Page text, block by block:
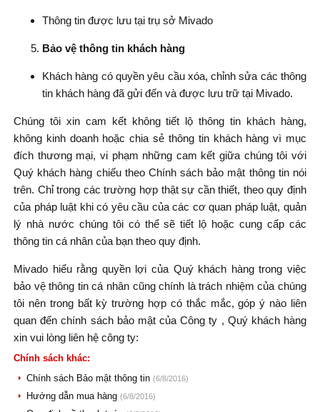
Thông tin được lưu tại trụ sở Mivado
Bảo vệ thông tin khách hàng
Khách hàng có quyền yêu cầu xóa, chỉnh sửa các thông
tin khách hàng đã gửi đến và được lưu trữ tại Mivado.
Chúng tôi xin cam kết không tiết lộ thông tin khách hàng,
không kinh doanh hoặc chia sẻ thông tin khách hàng vì mục
đích thương mại, vi phạm những cam kết giữa chúng tôi với
Qu‎ý khách hàng chiếu theo Chính sách bảo mật thông tin nói
trên. Chỉ trong các trường hợp thật sự cần thiết, theo quy định
của pháp luật khi có yêu cầu của các cơ quan pháp luật, quản
lý nhà nước chúng tôi có thể sẽ tiết lộ hoặc cung cấp các
thông tin cá nhân của bạn theo quy định.
Mivado hiểu rằng quyền lợi của Quý khách hàng trong việc
bảo vệ thông tin cá nhân cũng chính là trách nhiệm của chúng
tôi nên trong bất kỳ trường hợp có thắc mắc, góp ý nào liên
quan đến chính sách bảo mật của Công ty , Quý khách hàng
xin vui lòng liên hệ công ty:
Chính sách khác:
Chính sách Bảo mật thông tin (6/8/2016)
Hướng dẫn mua hàng (6/8/2016)